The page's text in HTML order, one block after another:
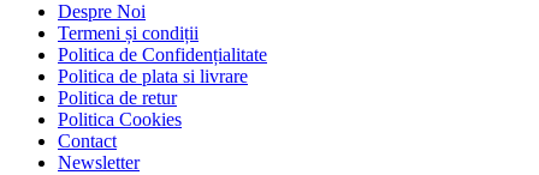
Despre Noi
Termeni și condiții
Politica de Confidențialitate
Politica de plata si livrare
Politica de retur
Politica Cookies
Contact
Newsletter